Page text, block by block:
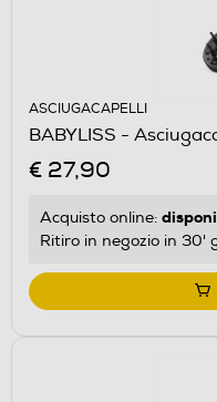
ASCIUGACAPELLI
BABYLISS -
€ 27,90
Acquisto online:
Ritiro in negozio in 30'